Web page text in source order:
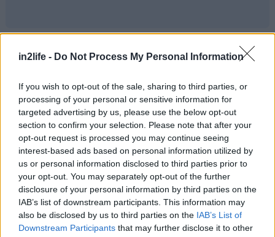
in2life - Do Not Process My Personal Information
If you wish to opt-out of the sale, sharing to third parties, or
processing of your personal or sensitive information for
targeted advertising by us, please use the below opt-out
section to confirm your selection. Please note that after your
opt-out request is processed you may continue seeing
interest-based ads based on personal information utilized by
us or personal information disclosed to third parties prior to
your opt-out. You may separately opt-out of the further
disclosure of your personal information by third parties on the
IAB’s list of downstream participants. This information may
also be disclosed by us to third parties on the IAB’s List of
Downstream Participants that may further disclose it to other